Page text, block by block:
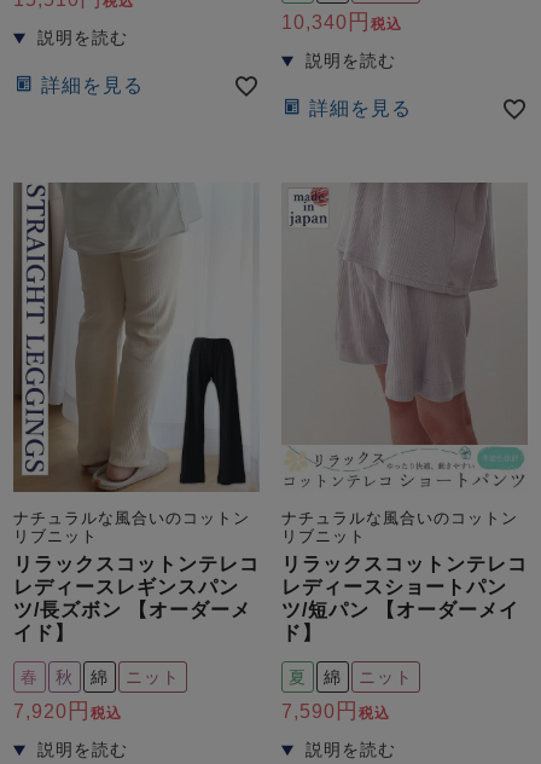
ボーイズパジャマ
春
売れ筋ランキング
- Item Ranking -
新着商品
- New Arrival -
すべての季節のパジャマ一覧はこちら
すべてのキッ
ズ
パジャマ
ガールズ半袖 ワンピース
ガールズ前開
き
ガールズかぶ
り
ボーイズ長袖
ボーイズ前開
詳細を見る
10,340 税込
詳細を見る
ナチュラルな風合いのコットン
リブニット
リラックスコットンテレコ
レディースレギンスパン
ツ/長ズボン 【オーダーメ
イド】
春 秋 綿 ニット
7,920 税込
ナチュラルな風合いのコットン
リブニット
リラックスコットンテレコ
レディースショートパン
ツ/短パン 【オーダーメイ
ド】
夏 綿 ニット
7,590 税込